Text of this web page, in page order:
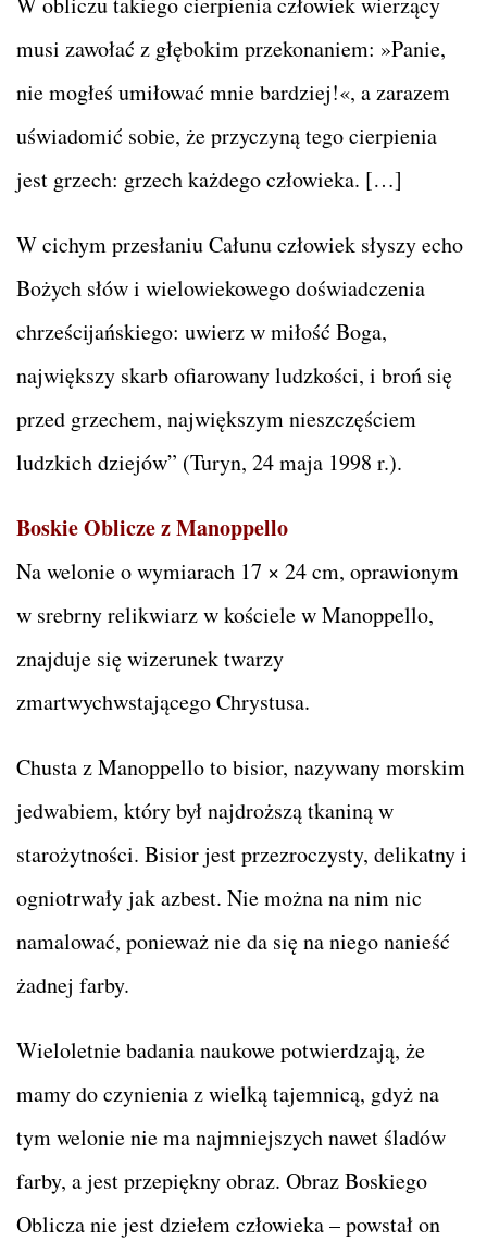
musi zawołać z głębokim przekonaniem: »Panie,
nie mogłeś umiłować mnie bardziej!«, a zarazem
uświadomić sobie, że przyczyną tego cierpienia
jest grzech: grzech każdego człowieka. […]
W cichym przesłaniu Całunu człowiek słyszy echo
Bożych słów i wielowiekowego doświadczenia
chrześcijańskiego: uwierz w miłość Boga,
największy skarb ofiarowany ludzkości, i broń się
przed grzechem, największym nieszczęściem
ludzkich dziejów” (Turyn, 24 maja 1998 r.).
Boskie Oblicze z Manoppello
Na welonie o wymiarach 17 × 24 cm, oprawionym
w srebrny relikwiarz w kościele w Manoppello,
znajduje się wizerunek twarzy
zmartwychwstającego Chrystusa.
Chusta z Manoppello to bisior, nazywany morskim
jedwabiem, który był najdroższą tkaniną w
starożytności. Bisior jest przezroczysty, delikatny i
ogniotrwały jak azbest. Nie można na nim nic
namalować, ponieważ nie da się na niego nanieść
żadnej farby.
Wieloletnie badania naukowe potwierdzają, że
mamy do czynienia z wielką tajemnicą, gdyż na
tym welonie nie ma najmniejszych nawet śladów
farby, a jest przepiękny obraz. Obraz Boskiego
Oblicza nie jest dziełem człowieka – powstał on